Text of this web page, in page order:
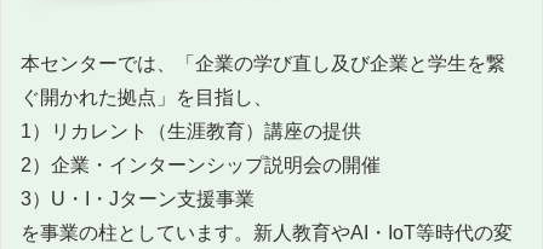
本センターでは、「企業の学び直し及び企業と学生を繋
ぐ開かれた拠点」を目指し、
1）リカレント（生涯教育）講座の提供
2）企業・インターンシップ説明会の開催
3）U・I・Jターン支援事業
を事業の柱としています。新人教育やAI・IoT等時代の変